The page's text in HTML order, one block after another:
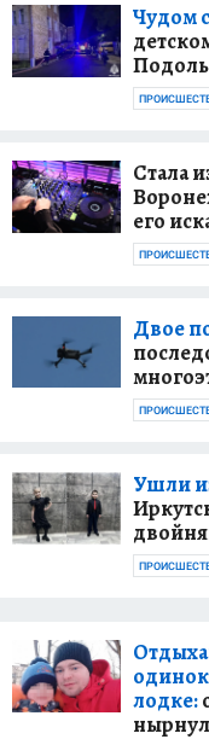
Чудом
Стала
его
Двое
Ушли
лодке: